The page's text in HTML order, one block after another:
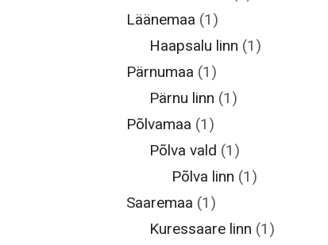
Läänemaa (1)
Haapsalu linn (1)
Pärnumaa (1)
Pärnu linn (1)
Põlvamaa (1)
Põlva vald (1)
Põlva linn (1)
Saaremaa (1)
Kuressaare linn (1)